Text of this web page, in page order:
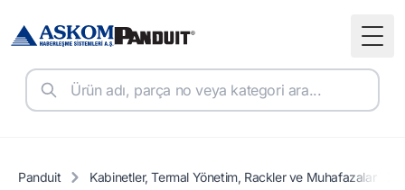
Panduit Kabinetler, Termal Yönetim, Rackler ve Muhafazalar